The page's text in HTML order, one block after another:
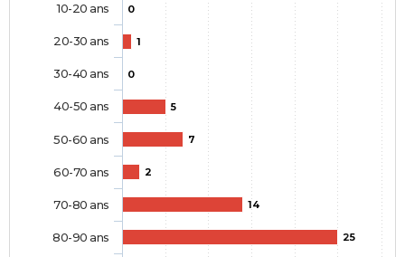
0
1
0
5
7
2
14
25
10-20 ans
20-30 ans
30-40 ans
40-50 ans
50-60 ans
60-70 ans
70-80 ans
80-90 ans